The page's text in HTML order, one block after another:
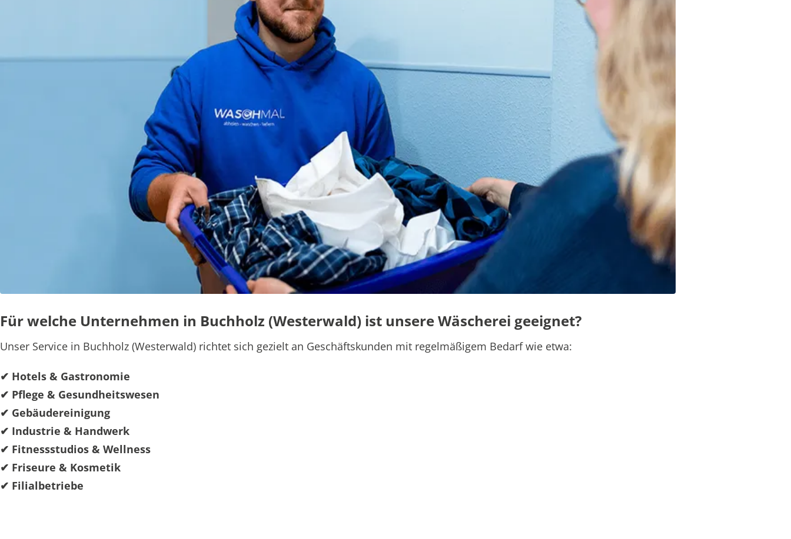
Für welche Unternehmen in Buchholz (Westerwald) ist unsere Wäscherei geeignet?
Unser Service in Buchholz (Westerwald) richtet sich gezielt an Geschäftskunden mit regelmäßigem Bedarf wie etwa:
✔ Hotels & Gastronomie
✔ Pflege & Gesundheitswesen
✔ Gebäudereinigung
✔ Industrie & Handwerk
✔ Fitnessstudios & Wellness
✔ Friseure & Kosmetik
✔ Filialbetriebe